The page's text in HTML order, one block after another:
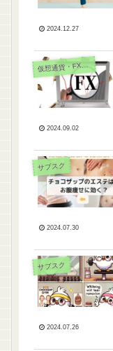
2024.12.27
仮
想通貨・FX・NFT
2024.09.02
サブスク
2024.07.30
サブスク
2024.07.26